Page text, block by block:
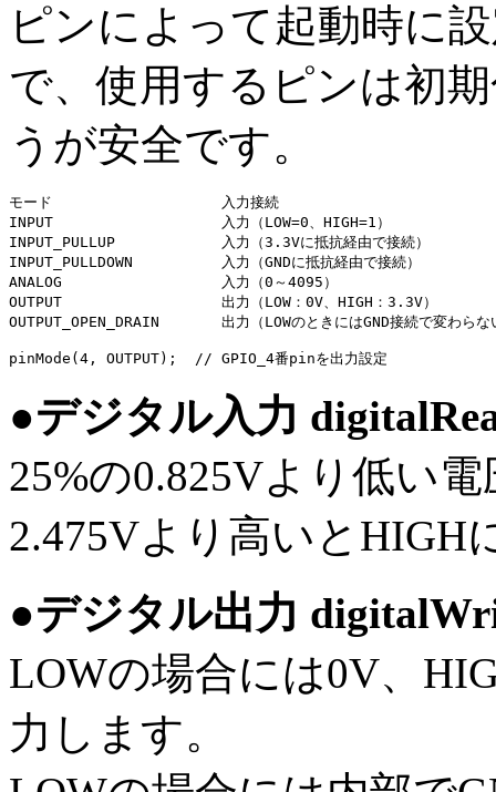
ピンによって起動時に
で、使用するピンは初
うが安全です。
モード			入力接続
INPUT			入力（LOW=0、HIGH=1）
INPUT_PULLUP		入力（3.3Vに抵抗経由で接続）
INPUT_PULLDOWN		入力（GNDに抵抗経由で接続）
ANALOG			入力（0～4095）
OUTPUT			出力（LOW：0V、HIGH：3.3V）
OUTPUT_OPEN_DRAIN	出力（LOWのときにはGND接続で変わらないが、HIGHのときには3.3Vを出力するのではなく、なにも接続されていないハイインピーダンス状態になります。）
●デジタル入力
25%の0.825Vより低い
2.475Vより高いとHIGH
●デジタル出力
LOWの場合には0V、
力します。